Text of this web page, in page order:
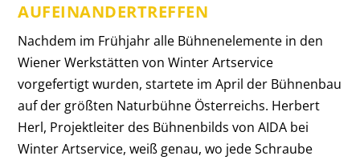
AUFEINANDERTREFFEN
Nachdem im Frühjahr alle Bühnenelemente in den
Wiener Werkstätten von Winter Artservice
vorgefertigt wurden, startete im April der Bühnenbau
auf der größten Naturbühne Österreichs. Herbert
Herl, Projektleiter des Bühnenbilds von AIDA bei
Winter Artservice, weiß genau, wo jede Schraube